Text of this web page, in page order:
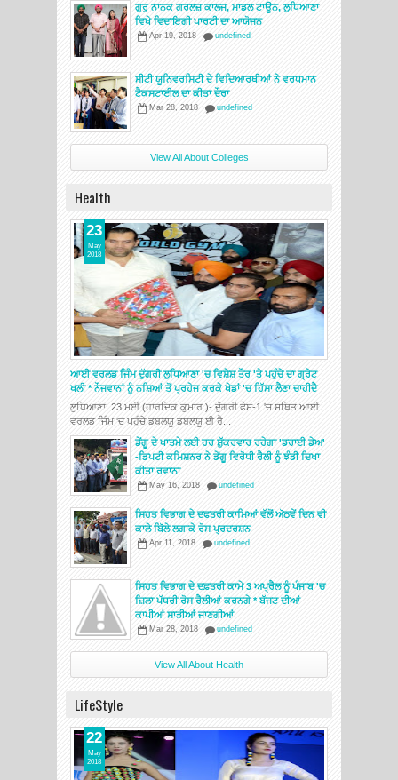
ਗੁਰੁ ਨਾਨਕ ਗਰਲਜ਼ ਕਾਲਜ, ਮਾਡਲ ਟਾਊਨ, ਲੁਧਿਆਣਾ
ਵਿਖੇ ਵਿਦਾਇਗੀ ਪਾਰਟੀ ਦਾ ਆਯੋਜਨ
Apr 19, 2018 undefined
ਸੀਟੀ ਯੂਨਿਵਰਸਿਟੀ ਦੇ ਵਿਦਿਆਰਥੀਆਂ ਨੇ ਵਰਧਮਾਨ
ਟੈਕਸਟਾਈਲ ਦਾ ਕੀਤਾ ਦੌਰਾ
Mar 28, 2018 undefined
View All About Colleges
Health
ਆਈ ਵਰਲਡ ਜਿੰਮ ਦੁੱਗਰੀ ਲੁਧਿਆਣਾ 'ਚ ਵਿਸ਼ੇਸ਼ ਤੌਰ 'ਤੇ ਪਹੁੰਚੇ ਦਾ ਗ੍ਰੇਟ
ਖਲੀ * ਨੌਜਵਾਨਾਂ ਨੂੰ ਨਸ਼ਿਆਂ ਤੋਂ ਪ੍ਰਹੇਜ ਕਰਕੇ ਖੇਡਾਂ 'ਚ ਹਿੱਸਾ ਲੈਣਾ ਚਾਹੀਦੈ
23
May
2018
ਲੁਧਿਆਣਾ, 23 ਮਈ (ਹਾਰਦਿਕ ਕੁਮਾਰ )- ਦੁੱਗਰੀ ਫੇਸ-1 'ਚ ਸਥਿਤ ਆਈ
ਵਰਲਡ ਜਿੰਮ 'ਚ ਪਹੁੰਚੇ ਡਬਲਯੂ ਡਬਲਯੂ ਈ ਰੈ...
ਡੇਂਗੂ ਦੇ ਖਾਤਮੇ ਲਈ ਹਰ ਸ਼ੁੱਕਰਵਾਰ ਰਹੇਗਾ 'ਡਰਾਈ ਡੇਅ'
-ਡਿਪਟੀ ਕਮਿਸ਼ਨਰ ਨੇ ਡੇਂਗੂ ਵਿਰੋਧੀ ਰੈਲੀ ਨੂੰ ਝੰਡੀ ਦਿਖਾ
ਕੀਤਾ ਰਵਾਨਾ
May 16, 2018 undefined
ਸਿਹਤ ਵਿਭਾਗ ਦੇ ਦਫਤਰੀ ਕਾਮਿਆਂ ਵੱਲੋਂ ਅੱਠਵੇਂ ਦਿਨ ਵੀ
ਕਾਲੇ ਬਿੱਲੇ ਲਗਾਕੇ ਰੋਸ ਪ੍ਰਦਰਸ਼ਨ
Apr 11, 2018 undefined
ਸਿਹਤ ਵਿਭਾਗ ਦੇ ਦਫ਼ਤਰੀ ਕਾਮੇ 3 ਅਪ੍ਰੈਲ ਨੂੰ ਪੰਜਾਬ 'ਚ
ਜ਼ਿਲਾ ਪੱਧਰੀ ਰੋਸ ਰੈਲੀਆਂ ਕਰਨਗੇ * ਬੱਜਟ ਦੀਆਂ
ਕਾਪੀਆਂ ਸਾੜੀਆਂ ਜਾਣਗੀਆਂ
Mar 28, 2018 undefined
View All About Health
LifeStyle
22
May
2018